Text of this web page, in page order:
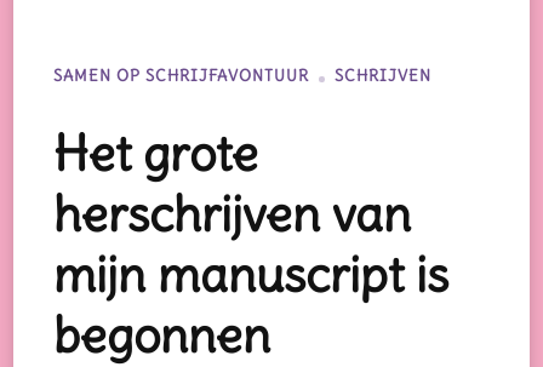
SAMEN OP SCHRIJFAVONTUUR SCHRIJVEN
Het grote
herschrijven van
mijn manuscript is
begonnen